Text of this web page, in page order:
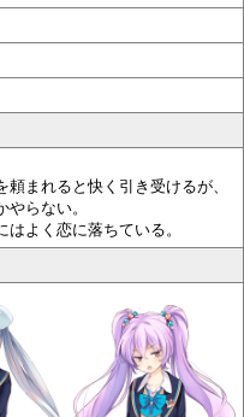
まれると快く引き受けるが、
らない。
よく恋に落ちている。